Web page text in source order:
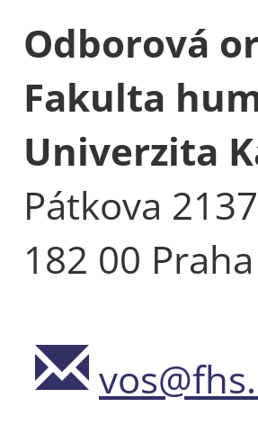
Odborová
Fakulta
Univerzita
Pátkova
182 00